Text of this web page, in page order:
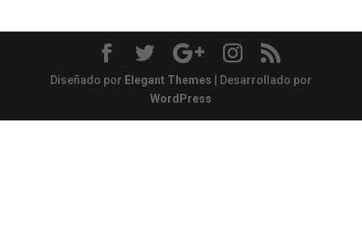
Diseñado por Elegant Themes | Desarrollado por
WordPress